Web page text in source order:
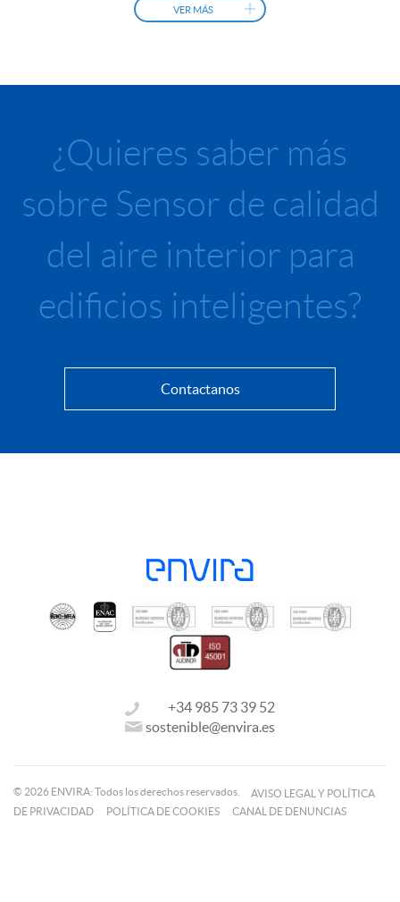
VER MÁS
¿Quieres saber más
sobre Sensor de calidad
del aire interior para
edificios inteligentes?
Contactanos
+34 985 73 39 52
sostenible@envira.es
© 2026 ENVIRA: Todos los derechos reservados.
AVISO LEGAL Y POLÍTICA
DE PRIVACIDAD
POLÍTICA DE COOKIES CANAL DE DENUNCIAS